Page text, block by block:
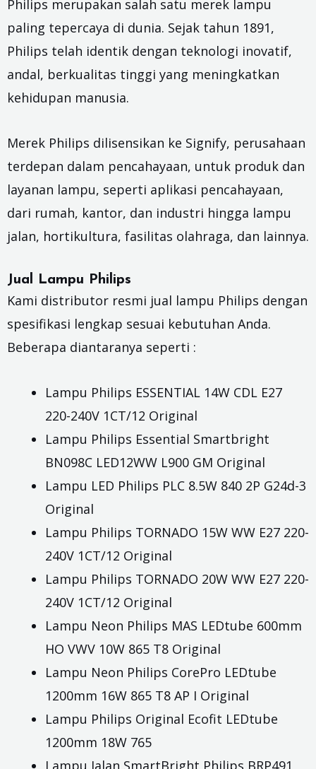
Philips merupakan salah satu merek lampu
paling tepercaya di dunia. Sejak tahun 1891,
Philips telah identik dengan teknologi inovatif,
andal, berkualitas tinggi yang meningkatkan
kehidupan manusia.
Merek Philips dilisensikan ke Signify, perusahaan
terdepan dalam pencahayaan, untuk produk dan
layanan lampu, seperti aplikasi pencahayaan,
dari rumah, kantor, dan industri hingga lampu
jalan, hortikultura, fasilitas olahraga, dan lainnya.
Jual Lampu Philips
Kami distributor resmi jual lampu Philips dengan
spesifikasi lengkap sesuai kebutuhan Anda.
Beberapa diantaranya seperti :
Lampu Philips ESSENTIAL 14W CDL E27
220-240V 1CT/12 Original
Lampu Philips Essential Smartbright
BN098C LED12WW L900 GM Original
Lampu LED Philips PLC 8.5W 840 2P G24d-3
Original
Lampu Philips TORNADO 15W WW E27 220-
240V 1CT/12 Original
Lampu Philips TORNADO 20W WW E27 220-
240V 1CT/12 Original
Lampu Neon Philips MAS LEDtube 600mm
HO VWV 10W 865 T8 Original
Lampu Neon Philips CorePro LEDtube
1200mm 16W 865 T8 AP I Original
Lampu Philips Original Ecofit LEDtube
1200mm 18W 765